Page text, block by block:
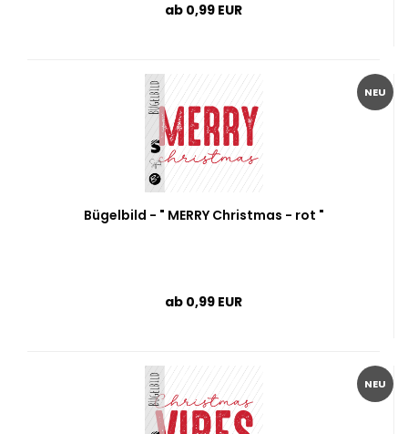
ab 0,99 EUR
NEU
Bügelbild - " MERRY Christmas - rot "
ab 0,99 EUR
NEU